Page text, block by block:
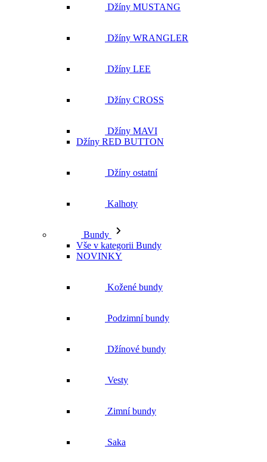
Džíny MUSTANG
Džíny WRANGLER
Džíny LEE
Džíny CROSS
Džíny MAVI
Džíny RED BUTTON
Džíny ostatní
Kalhoty
Bundy
Vše v kategorii Bundy
NOVINKY
Kožené bundy
Podzimní bundy
Džínové bundy
Vesty
Zimní bundy
Saka